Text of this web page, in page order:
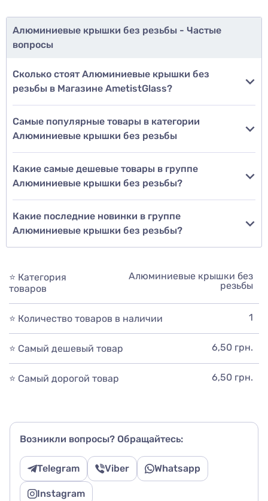
Алюминиевые крышки без резьбы - Частые
вопросы
Сколько стоят Алюминиевые крышки без
резьбы в Магазине AmetistGlass?
Самые популярные товары в категории
Алюминиевые крышки без резьбы
Какие самые дешевые товары в группе
Алюминиевые крышки без резьбы?
Какие последние новинки в группе
Алюминиевые крышки без резьбы?
⭐ Категория
товаров
Алюминиевые крышки без
резьбы
⭐ Количество товаров в наличии 1
⭐ Самый дешевый товар 6,50 грн.
⭐ Самый дорогой товар 6,50 грн.
Возникли вопросы? Обращайтесь:
Telegram Viber Whatsapp
Instagram